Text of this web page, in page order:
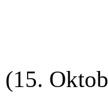
(15.